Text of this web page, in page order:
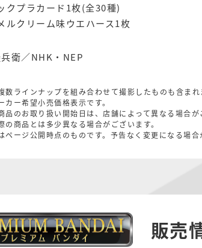
クプラカード1枚(全30種)
クリーム味ウエハース1枚
衛／NHK・NEP
ラインナップを組み合わせて撮影したものも含まれ
ー希望小売価格表示です。
のお取り扱い開始日は、店舗によって異なる場合が
商品とは多少異なる場合がございます。
ージ公開時点のものです。予告なく変更になる場合
販売